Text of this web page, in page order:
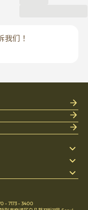
我们！
- 7173 - 3400